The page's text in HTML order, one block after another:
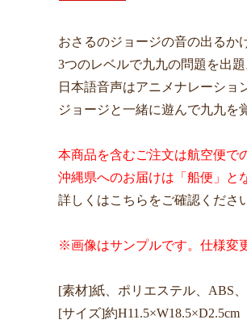
おさるのジョージの音の出るか
3つのレベルで九九の問題を出題
日本語音声はアニメナレーショ
ジョージと一緒に遊んで九九を
本商品を含むご注文は航空便で
沖縄県へのお届けは「船便」と
詳しくはこちらをご確認くださ
※画像はサンプルです。仕様変
[素材]紙、ポリエステル、ABS
[サイズ]約H11.5×W18.5×D2.5cm